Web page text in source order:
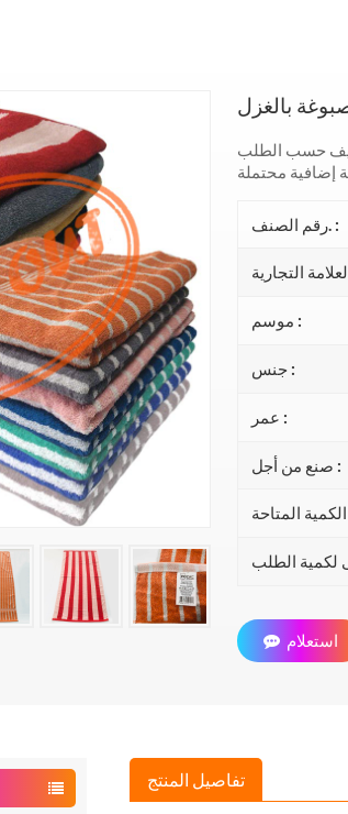
بالغزل
والتغليف حسب الطلب
رقم الصنف. :
موسم :
جنس :
عمر :
صنع من أجل :
استعلام
تفاصيل المنتج